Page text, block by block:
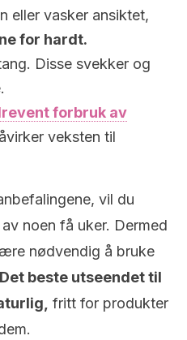
eller vasker ansiktet,
for hardt.
Disse svekker og
forbruk av
veksten til
vil du
noen få uker. Dermed
nødvendig å bruke
Det beste utseendet til
fritt for produkter